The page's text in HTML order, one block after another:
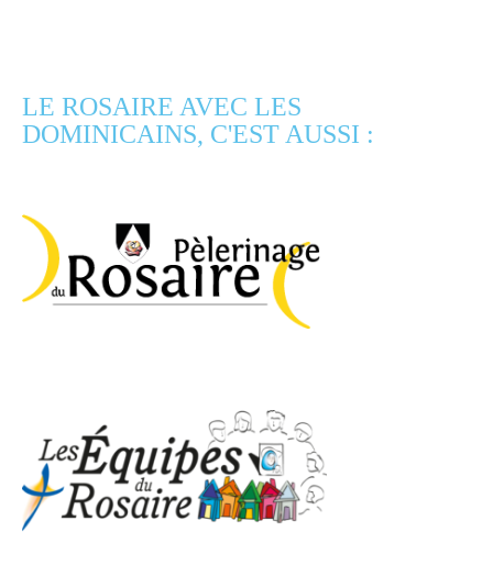
LE ROSAIRE AVEC LES
DOMINICAINS, C'EST AUSSI :